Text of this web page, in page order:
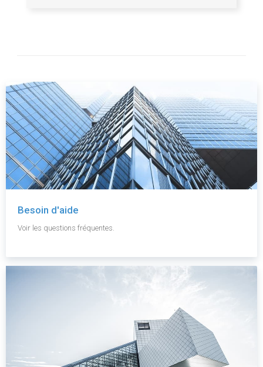
Besoin d'aide
Voir les questions fréquentes.